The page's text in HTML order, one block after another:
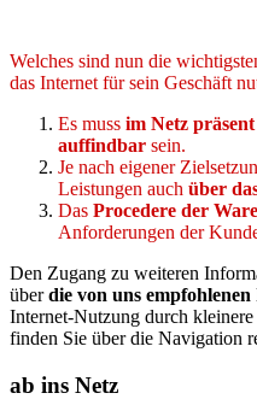
Welches sind nun die
das Internet für sein Geschäft
Es muss im Netz präsent
auffindbar sein.
Je nach eigener
Leistungen auch über
Das Procedere der
Anforderungen der
Den Zugang zu weiteren
überdie von uns
Internet-Nutzung durch
finden Sie über die Navigation
ab ins Netz